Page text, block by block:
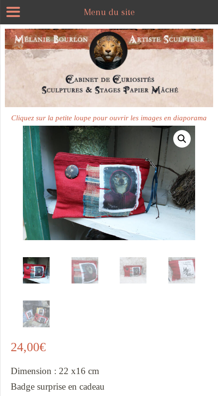
Cliquez sur la petite loupe pour ouvrir les images en diaporama
24,00€
Dimension : 22 x16 cm
Badge surprise en cadeau
Menu du site